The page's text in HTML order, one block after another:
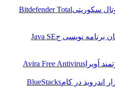
سکوریتیBitdefender Total
برنامه نویسی جJava SE
آویرا Avira Free Antivirus
اندروید در کامBlueStacks